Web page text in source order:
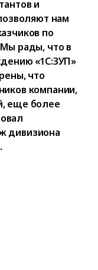
и
нам
по
рады, что в
«1С:ЗУП»
что
компании,
еще более
дивизиона